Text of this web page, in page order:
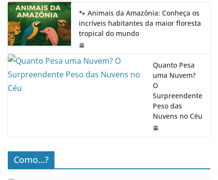
🐾 Animais da Amazônia: Conheça os
incríveis habitantes da maior floresta
tropical do mundo
Quanto Pesa
uma Nuvem?
O
Surpreendente
Peso das
Nuvens no Céu
Como…?